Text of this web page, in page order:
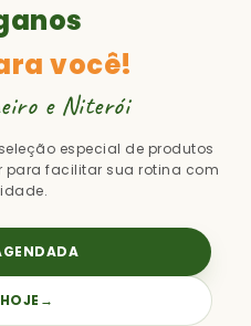
você!
e Niterói
especial de produtos
para facilitar sua rotina com
→